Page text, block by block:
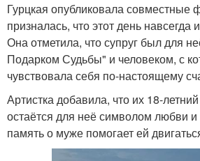
Гурцкая опубликовала совместные
призналась, что этот день навсегда
Она отметила, что супруг был для
Подарком Судьбы" и человеком, с
чувствовала себя по-настоящему
Артистка добавила, что их 18-
остаётся для неё символом любви
память о муже помогает ей